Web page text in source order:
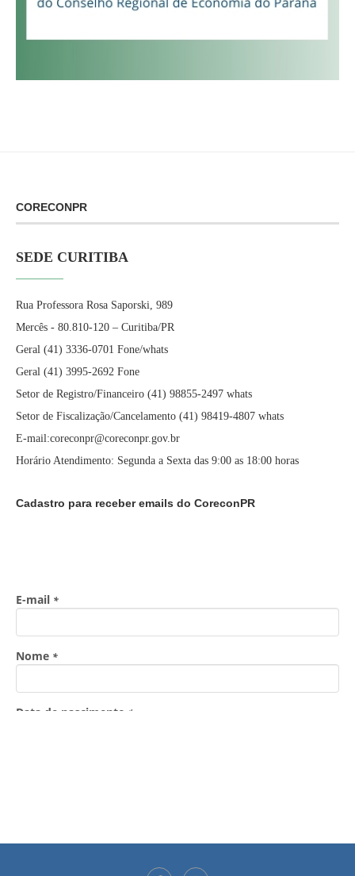
CORECONPR
SEDE CURITIBA
Rua Professora Rosa Saporski, 989
Mercês - 80.810-120 – Curitiba/PR
Geral (41) 3336-0701 Fone/whats
Geral (41) 3995-2692 Fone
Setor de Registro/Financeiro (41) 98855-2497 whats
Setor de Fiscalização/Cancelamento (41) 98419-4807 whats
E-mail:coreconpr@coreconpr.gov.br
Horário Atendimento: Segunda a Sexta das 9:00 as 18:00 horas
Cadastro para receber emails do CoreconPR